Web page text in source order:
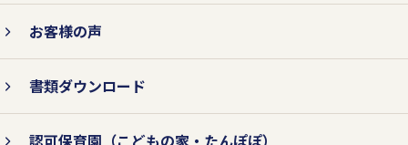
お客様の声
書類ダウンロード
認可保育園 （こどもの家・たんぽぽ）